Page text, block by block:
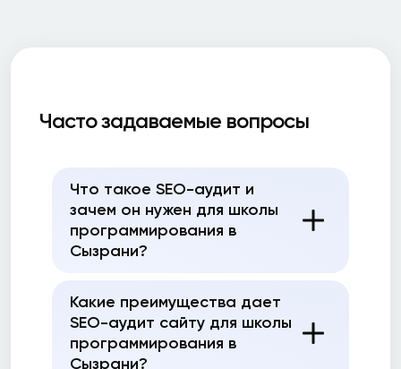
Часто задаваемые вопросы
Что такое SEO-аудит и
зачем он нужен для школы
программирования в
Сызрани?
Какие преимущества дает
SEO-аудит сайту для школы
программирования в
Сызрани?